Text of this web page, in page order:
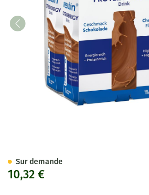
10,32 €
Sur demande